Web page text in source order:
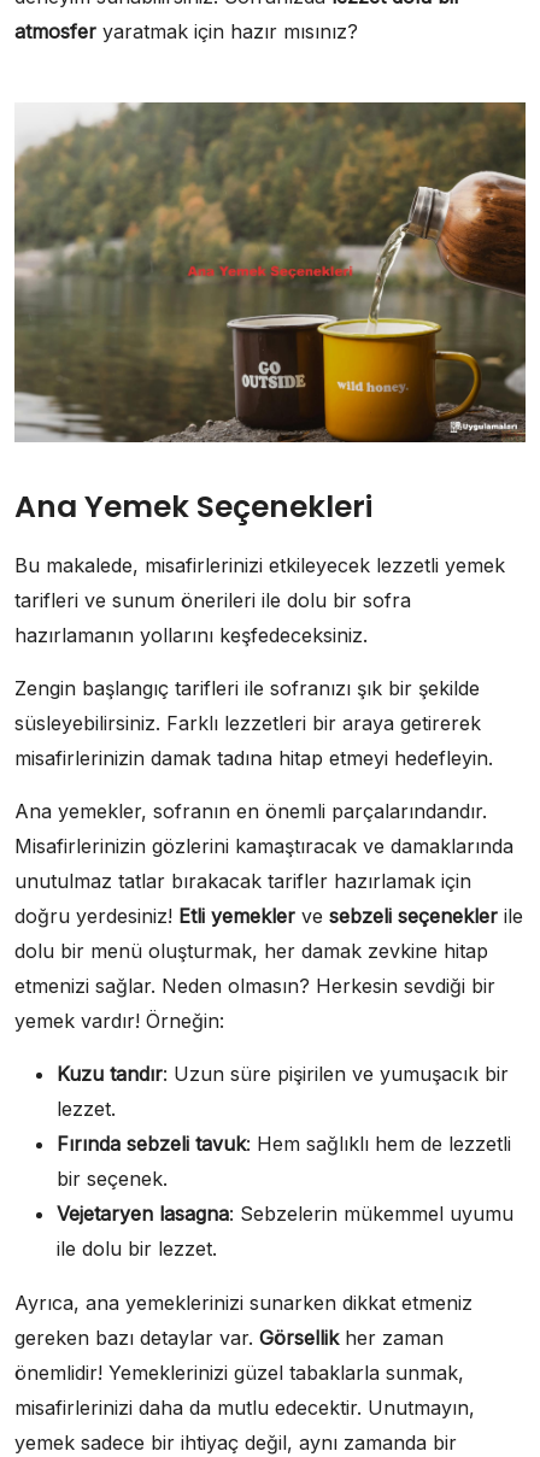
atmosfer yaratmak için hazır mısınız?
Ana Yemek Seçenekleri
Bu makalede, misafirlerinizi etkileyecek lezzetli yemek
tarifleri ve sunum önerileri ile dolu bir sofra
hazırlamanın yollarını keşfedeceksiniz.
Zengin başlangıç tarifleri ile sofranızı şık bir şekilde
süsleyebilirsiniz. Farklı lezzetleri bir araya getirerek
misafirlerinizin damak tadına hitap etmeyi hedefleyin.
Ana yemekler, sofranın en önemli parçalarındandır.
Misafirlerinizin gözlerini kamaştıracak ve damaklarında
unutulmaz tatlar bırakacak tarifler hazırlamak için
doğru yerdesiniz! Etli yemekler ve sebzeli seçenekler ile
dolu bir menü oluşturmak, her damak zevkine hitap
etmenizi sağlar. Neden olmasın? Herkesin sevdiği bir
yemek vardır! Örneğin:
Kuzu tandır: Uzun süre pişirilen ve yumuşacık bir
lezzet.
Fırında sebzeli tavuk: Hem sağlıklı hem de lezzetli
bir seçenek.
Vejetaryen lasagna: Sebzelerin mükemmel uyumu
ile dolu bir lezzet.
Ayrıca, ana yemeklerinizi sunarken dikkat etmeniz
gereken bazı detaylar var. Görsellikher zaman
önemlidir! Yemeklerinizi güzel tabaklarla sunmak,
misafirlerinizi daha da mutlu edecektir. Unutmayın,
yemek sadece bir ihtiyaç değil, aynı zamanda bir